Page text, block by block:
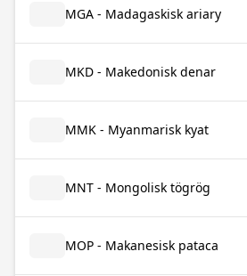
MGA - Madagaskisk ariary
MKD - Makedonisk denar
MMK - Myanmarisk kyat
MNT - Mongolisk tögrög
MOP - Makanesisk pataca